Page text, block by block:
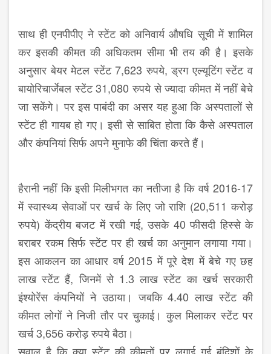
साथ ही एनपीपीए ने स्टेंट को अनिवार्य औषधि सूची में शामिल
कर इसकी कीमत की अधिकतम सीमा भी तय की है। इसके
अनुसार बेयर मेटल स्टेंट 7,623 रुपये, ड्रग एल्यूटिंग स्टेंट व
बायोरिचार्जेबल स्टेंट 31,080 रुपये से ज्यादा कीमत में नहीं बेचे
जा सकेंगे। पर इस पाबंदी का असर यह हुआ कि अस्पतालों से
स्टेंट ही गायब हो गए। इसी से साबित होता कि कैसे अस्पताल
और कंपनियां सिर्फ अपने मुनाफे की चिंता करते हैं।
हैरानी नहीं कि इसी मिलीभगत का नतीजा है कि वर्ष 2016-17
में स्वास्थ्य सेवाओं पर खर्च के लिए जो राशि (20,511 करोड़
रुपये) केंद्रीय बजट में रखी गई, उसके 40 फीसदी हिस्से के
बराबर रकम सिर्फ स्टेंट पर ही खर्च का अनुमान लगाया गया।
इस आकलन का आधार वर्ष 2015 में पूरे देश में बेचे गए छह
लाख स्टेंट हैं, जिनमें से 1.3 लाख स्टेंट का खर्च सरकारी
इंश्योरेंस कंपनियों ने उठाया। जबकि 4.40 लाख स्टेंट की
कीमत लोगों ने निजी तौर पर चुकाई। कुल मिलाकर स्टेंट पर
खर्च 3,656 करोड़ रुपये बैठा।